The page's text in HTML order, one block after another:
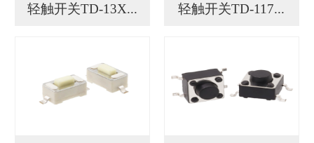
轻触开关TD-13X... 轻触开关TD-117...